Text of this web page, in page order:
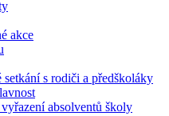
akce
s rodiči a předškoláky
absolventů školy